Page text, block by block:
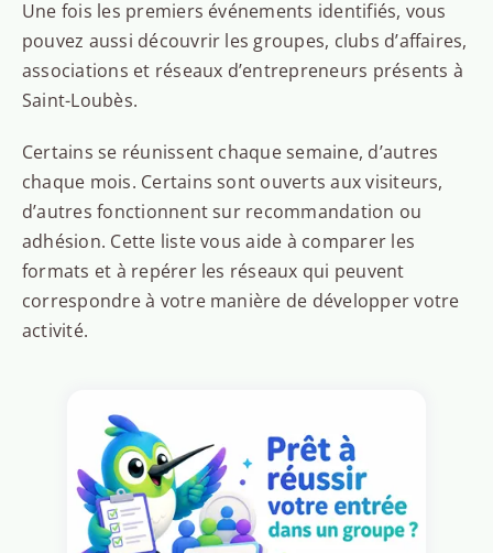
Une fois les premiers événements identifiés, vous
pouvez aussi découvrir les groupes, clubs d’affaires,
associations et réseaux d’entrepreneurs présents à
Saint-Loubès.
Certains se réunissent chaque semaine, d’autres
chaque mois. Certains sont ouverts aux visiteurs,
d’autres fonctionnent sur recommandation ou
adhésion. Cette liste vous aide à comparer les
formats et à repérer les réseaux qui peuvent
correspondre à votre manière de développer votre
activité.